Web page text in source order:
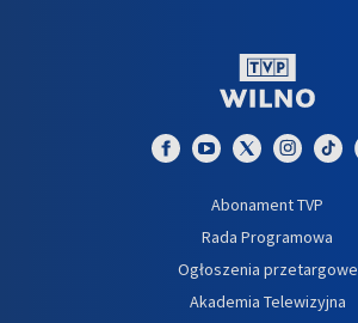
Abonament TVP
Rada Programowa
Ogłoszenia przetargowe
Akademia Telewizyjna